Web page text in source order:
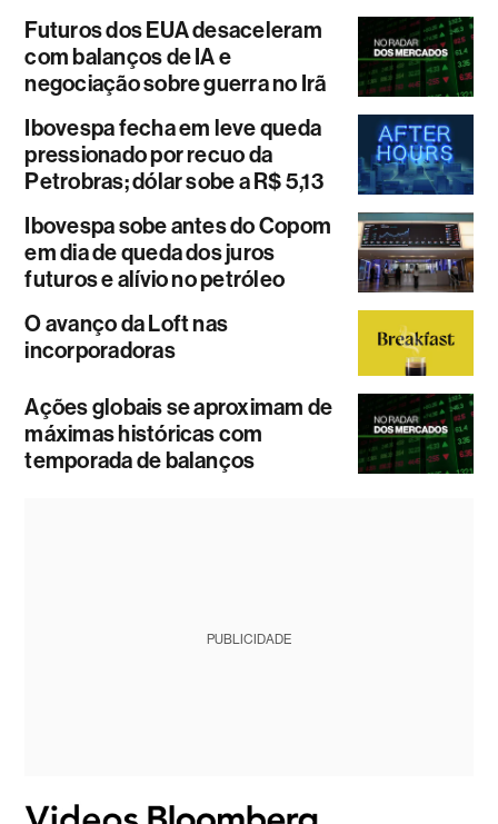
Futuros dos EUA desaceleram
com balanços de IA e
negociação sobre guerra no Irã
Ibovespa fecha em leve queda
pressionado por recuo da
Petrobras; dólar sobe a R$ 5,13
Ibovespa sobe antes do Copom
em dia de queda dos juros
futuros e alívio no petróleo
O avanço da Loft nas
incorporadoras
Ações globais se aproximam de
máximas históricas com
temporada de balanços
PUBLICIDADE